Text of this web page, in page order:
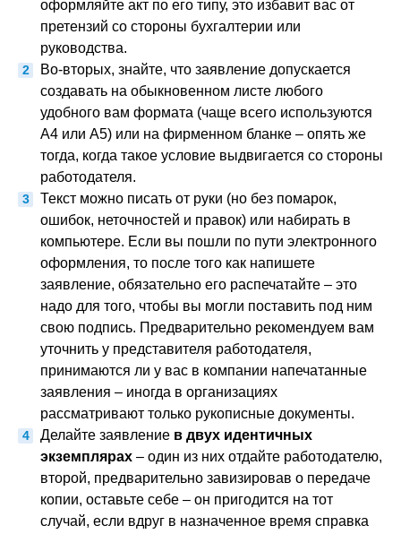
оформляйте акт по его типу, это избавит вас от
претензий со стороны бухгалтерии или
руководства.
Во-вторых, знайте, что заявление допускается
создавать на обыкновенном листе любого
удобного вам формата (чаще всего используются
А4 или А5) или на фирменном бланке – опять же
тогда, когда такое условие выдвигается со стороны
работодателя.
Текст можно писать от руки (но без помарок,
ошибок, неточностей и правок) или набирать в
компьютере. Если вы пошли по пути электронного
оформления, то после того как напишете
заявление, обязательно его распечатайте – это
надо для того, чтобы вы могли поставить под ним
свою подпись. Предварительно рекомендуем вам
уточнить у представителя работодателя,
принимаются ли у вас в компании напечатанные
заявления – иногда в организациях
рассматривают только рукописные документы.
Делайте заявление в двух идентичных
экземплярах – один из них отдайте работодателю,
второй, предварительно завизировав о передаче
копии, оставьте себе – он пригодится на тот
случай, если вдруг в назначенное время справка